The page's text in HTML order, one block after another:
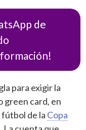
de
para exigir la
green card, en
fútbol de la Copa